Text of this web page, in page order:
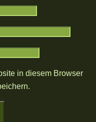
in diesem Browser